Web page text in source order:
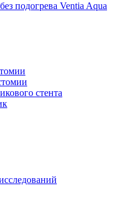
подогрева Ventia Aqua
стента